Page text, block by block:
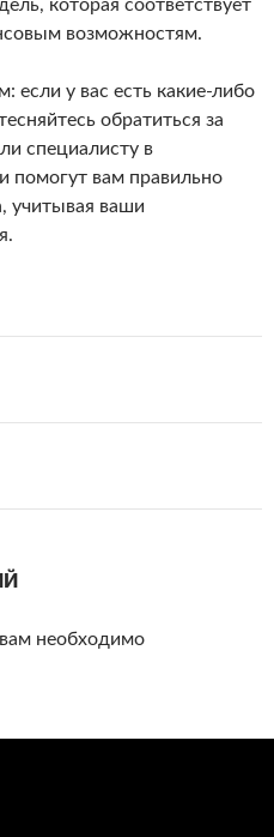
которая соответствует
возможностям.
если у вас есть какие-либо
обратиться за
специалисту в
помогут вам правильно
учитывая ваши
необходимо